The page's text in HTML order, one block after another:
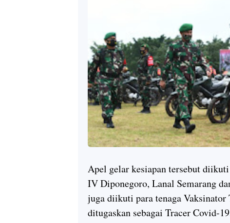
Apel gelar kesiapan tersebut
IV Diponegoro, Lanal Semarang
juga diikuti para tenaga Vaksinator
ditugaskan sebagai Tracer Covid-